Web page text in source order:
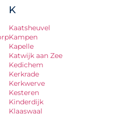
K
Kaatsheuvel
Kampen
Kapelle
Katwijk aan Zee
Kedichem
Kerkrade
Kerkwerve
Kesteren
Kinderdijk
Klaaswaal